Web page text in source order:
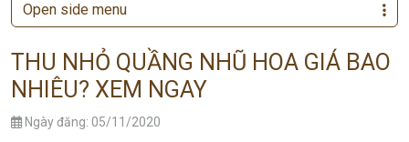
THU NHỎ QUẦNG NHŨ HOA GIÁ BAO
NHIÊU? XEM NGAY
Ngày đăng: 05/11/2020
Open side menu